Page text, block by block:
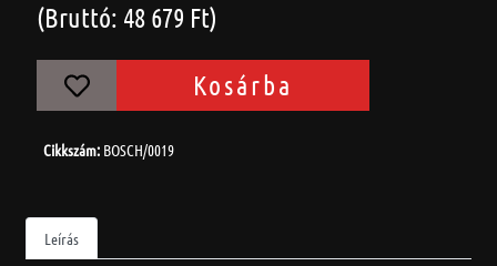
(Bruttó: 48 679 Ft)
Kosárba
Cikkszám: BOSCH/0019
Leírás